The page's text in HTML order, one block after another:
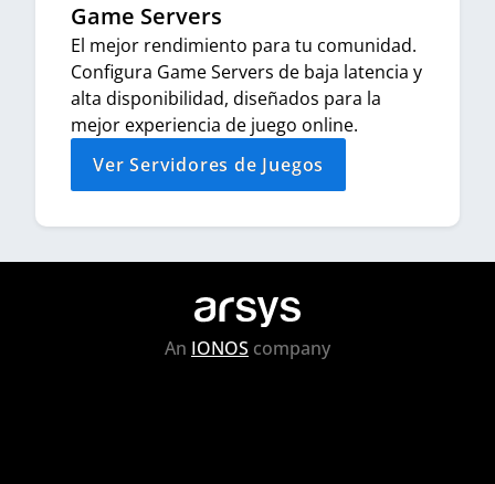
Game Servers
El mejor rendimiento para tu comunidad.
Configura Game Servers de baja latencia y
alta disponibilidad, diseñados para la
mejor experiencia de juego online.
Ver Servidores de Juegos
An IONOS company